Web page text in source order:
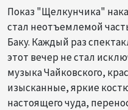
Показ "Щелкунчика"
стал неотъемлемой
Баку. Каждый раз
этот вечер не стал
музыка Чайковского,
изысканные, яркие
настоящего чуда,